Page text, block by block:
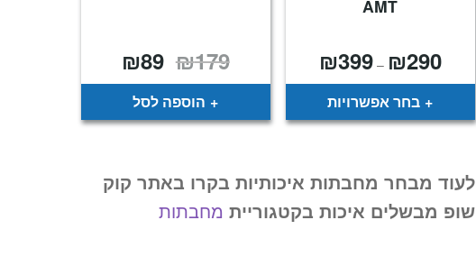
AMT
₪290
–
₪399
⁦₪290⁩
בחר אפשרויות
₪179 המחיר
המקורי
היה:
₪179.
₪89
הוא:
הוספה לסל
לעוד מבחר מחבתות איכותיות בקרו באתר קוק
שופ מבשלים איכות בקטגוריית מחבתות